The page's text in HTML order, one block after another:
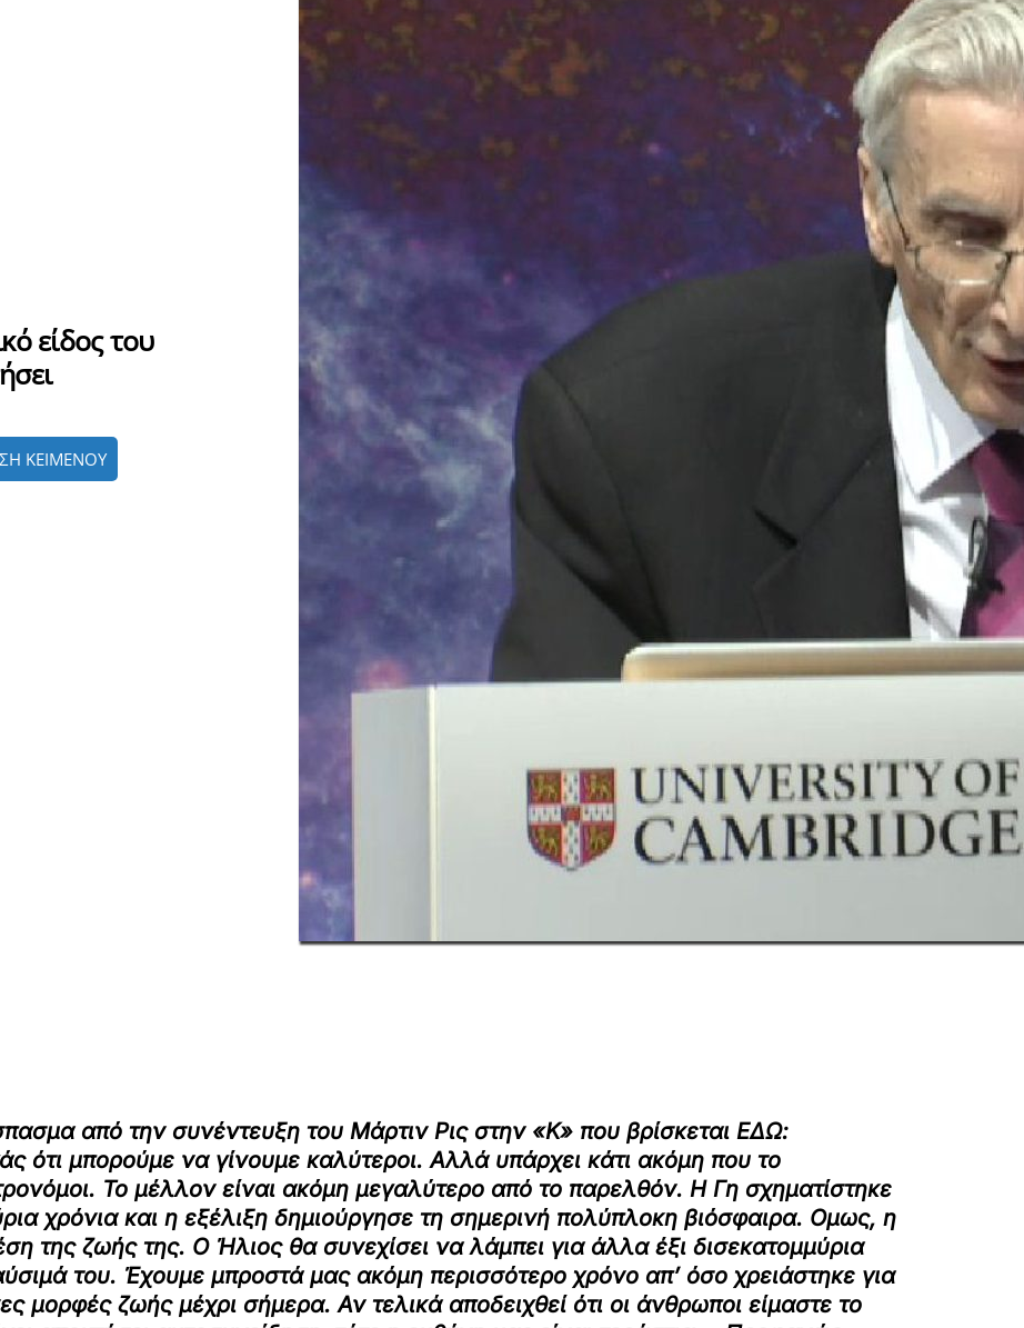
είδος του
ΚΕΙΜΕΝΟΥ
από την συνέντευξη του Μάρτιν Ρις στην «Κ» που βρίσκεται ΕΔΩ:
ότι μπορούμε να γίνουμε καλύτεροι. Αλλά υπάρχει κάτι ακόμη που το
Το μέλλον είναι ακόμη μεγαλύτερο από το παρελθόν. Η Γη σχηματίστηκε
χρόνια και η εξέλιξη δημιούργησε τη σημερινή πολύπλοκη βιόσφαιρα. Ομως, η
της ζωής της. Ο Ήλιος θα συνεχίσει να λάμπει για άλλα έξι δισεκατομμύρια
του. Έχουμε μπροστά μας ακόμη περισσότερο χρόνο απ’ όσο χρειάστηκε για
μορφές ζωής μέχρι σήμερα. Αν τελικά αποδειχθεί ότι οι άνθρωποι είμαστε το